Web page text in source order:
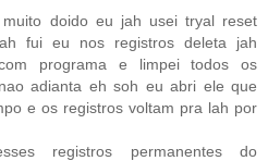
doido eu jah usei tryal reset
fui eu nos registros deleta jah
programa e limpei todos os
adianta eh soh eu abri ele que
e os registros voltam pra lah por
registros permanentes do